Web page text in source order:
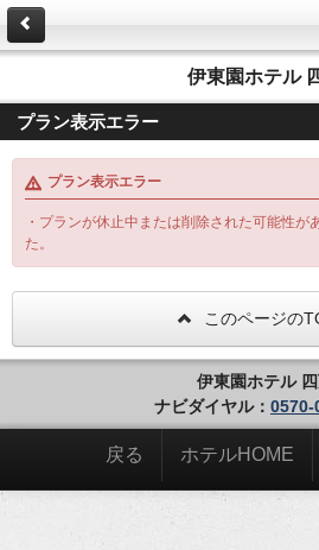
伊東園ホテル
プラン表示エラー
プラン表示エラー
・プランが休止中または削除された可能性が
た。
このページの
伊東園ホテル
ナビダイヤル： 0570-
戻る ホテルHOME